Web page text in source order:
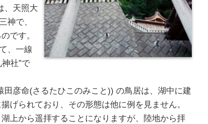
、天照大
神で、
です。
、一線
社”で
彦命(さるたひこのみこと)) の鳥居は、湖中に建
げられており、その形態は他に例を見ません。
上から遥拝することになりますが、陸地から拝